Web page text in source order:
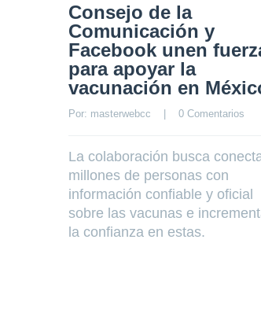
Consejo de la
Comunicación y
Facebook unen
para apoyar la
vacunación en
Por: masterwebcc
    |
0 Comentarios
La colaboración busca
millones de personas con
información confiable y oficial
sobre las vacunas e
la confianza en estas.